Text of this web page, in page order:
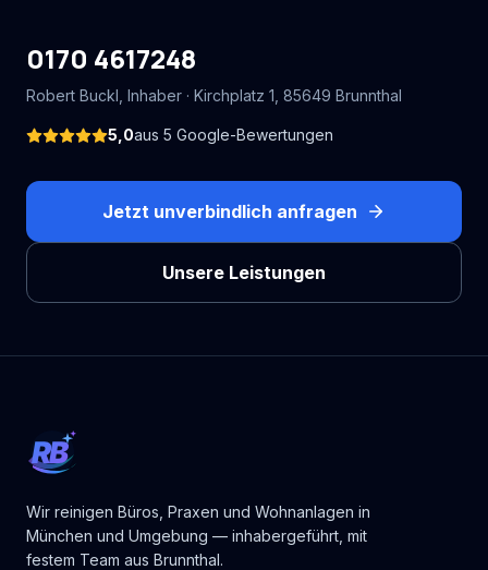
0170 4617248
Robert Buckl , Inhaber · Kirchplatz 1 85649 Brunnthal
5,0aus 5 Google-Bewertungen
Jetzt unverbindlich anfragen
Unsere Leistungen
RB
Wir reinigen Büros, Praxen und Wohnanlagen in
München und Umgebung — inhabergeführt, mit
festem Team aus Brunnthal.